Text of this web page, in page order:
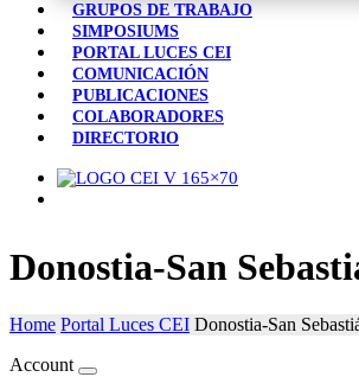
GRUPOS DE TRABAJO
SIMPOSIUMS
PORTAL LUCES CEI
COMUNICACIÓN
PUBLICACIONES
COLABORADORES
DIRECTORIO
Donostia-San
Home Portal Luces CEI Donostia-San
Account